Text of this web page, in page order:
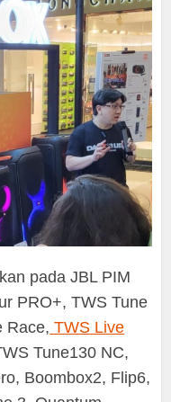
pada JBL PIM
PRO+, TWS Tune
Race, TWS Live
Tune130 NC,
Boombox2, Flip6,